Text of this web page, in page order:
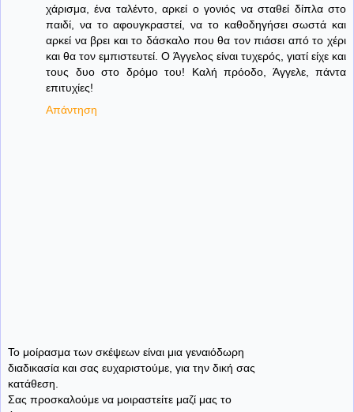
χάρισμα, ένα ταλέντο, αρκεί ο γονιός να σταθεί δίπλα στο
παιδί, να το αφουγκραστεί, να το καθοδηγήσει σωστά και
αρκεί να βρει και το δάσκαλο που θα τον πιάσει από το χέρι
και θα τον εμπιστευτεί. Ο Άγγελος είναι τυχερός, γιατί είχε και
τους δυο στο δρόμο του! Καλή πρόοδο, Άγγελε, πάντα
επιτυχίες!
Απάντηση
Το μοίρασμα των σκέψεων είναι μια γεναιόδωρη
διαδικασία και σας ευχαριστούμε, για την δική σας
κατάθεση.
Σας προσκαλούμε να μοιραστείτε μαζί μας το